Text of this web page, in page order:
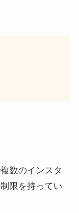
数のインスタ
限を持ってい